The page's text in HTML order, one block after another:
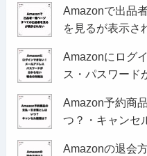
Amazonで出品
を見るが表示さ
Amazonにログ
ス・パスワード
Amazon予約商
つ？・キャンセ
Amazonの退会